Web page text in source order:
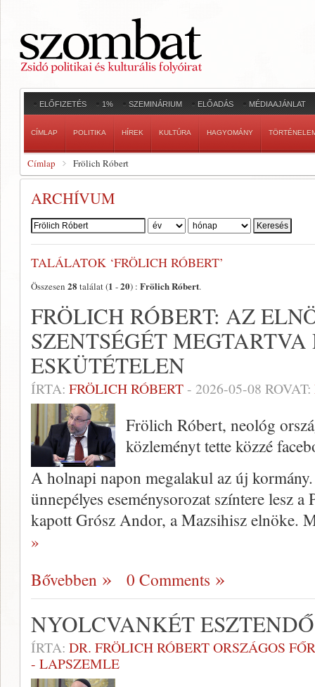
ELŐFIZETÉS 1% SZEMINÁRIUM ELŐADÁS MÉDIAAJÁNLAT
CÍMLAP POLITIKA HÍREK KULTÚRA HAGYOMÁNY
Címlap Frölich Róbert
ARCHÍVUM
Szerző:
TALÁLATOK ‘FRÖLICH RÓBERT’
Összesen 28 találat (1 -20) : Frölich Róbert.
FRÖLICH RÓBERT: AZ
SZENTSÉGÉT
ESKÜTÉTELEN
ÍRTA: FRÖLICH RÓBERT- 2026-05-08 ROVAT:
Frölich Róbert, neológ
közleményt tette közzé
A holnapi napon megalakul az új
ünnepélyes eseménysorozat színtere lesz
kapott Grósz Andor, a Mazsihisz elnöke.
»
Bővebben
0 Comments
NYOLCVANKÉT
ÍRTA: DR. FRÖLICH RÓBERT ORSZÁGOS
- LAPSZEMLE